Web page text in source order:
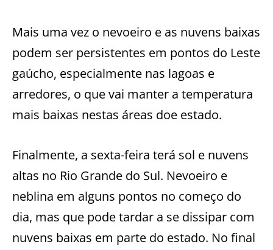
Mais uma vez o nevoeiro e as nuvens baixas
podem ser persistentes em pontos do Leste
gaúcho, especialmente nas lagoas e
arredores, o que vai manter a temperatura
mais baixas nestas áreas doe estado.
Finalmente, a sexta-feira terá sol e nuvens
altas no Rio Grande do Sul. Nevoeiro e
neblina em alguns pontos no começo do
dia, mas que pode tardar a se dissipar com
nuvens baixas em parte do estado. No final